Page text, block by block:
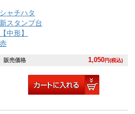
シャチハタ
新スタンプ台
【中形】
赤
販売価格 1,050円(税込)